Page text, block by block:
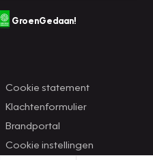
GroenGedaan!
Cookie statement
Klachtenformulier
Brandportal
Cookie instellingen